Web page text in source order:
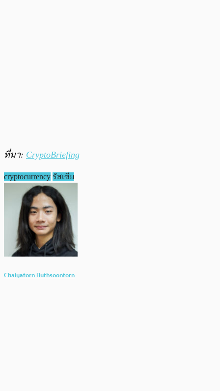
ที่มา: CryptoBriefing
cryptocurrency รัสเซีย
Chaiyatorn Buthsoontorn